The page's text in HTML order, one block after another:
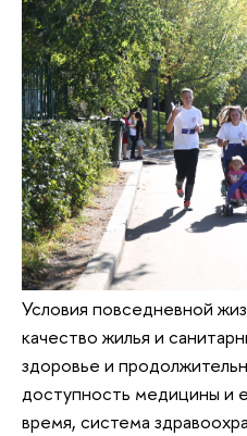
Условия повседневной
качество жилья и
здоровье и
доступность медицины и
время, система